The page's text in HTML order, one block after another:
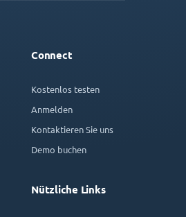
Connect
Kostenlos testen
Anmelden
Kontaktieren Sie uns
Demo buchen
Nützliche Links